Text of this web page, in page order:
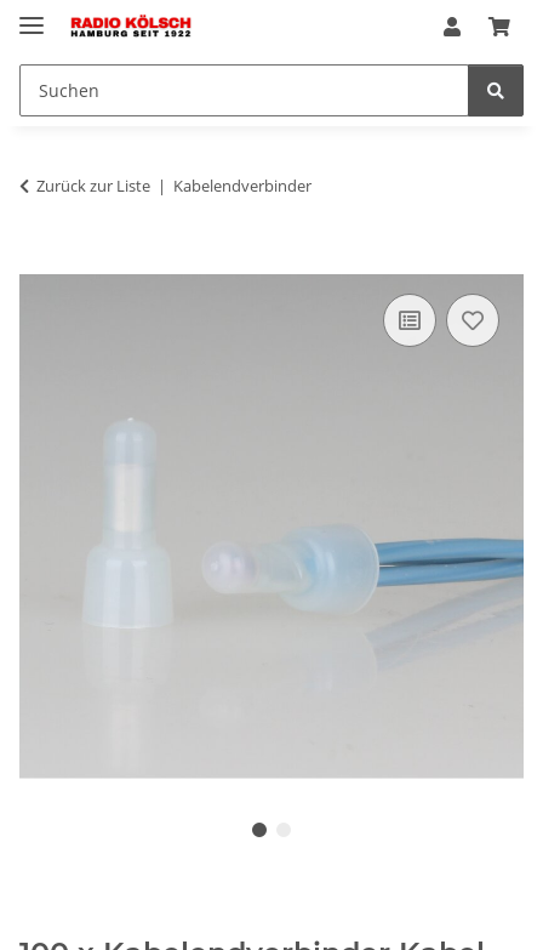
Zurück zur Liste Kabelendverbinder